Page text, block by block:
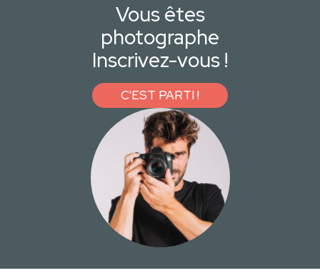
Vous êtes
photographe
Inscrivez-vous !
C'EST PARTI !